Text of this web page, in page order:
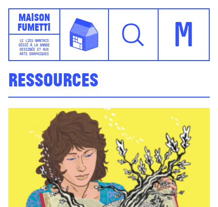
Maison
Fumetti
LE LIEU NANTAIS
DÉDIÉ À LA BANDE
DESSINÉE ET AUX
ARTS GRAPHIQUES
M
Ressources